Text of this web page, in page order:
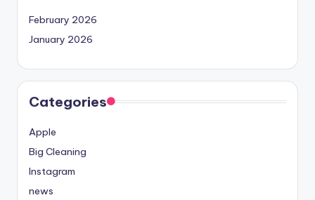
February 2026
January 2026
Categories
Apple
Big Cleaning
Instagram
news